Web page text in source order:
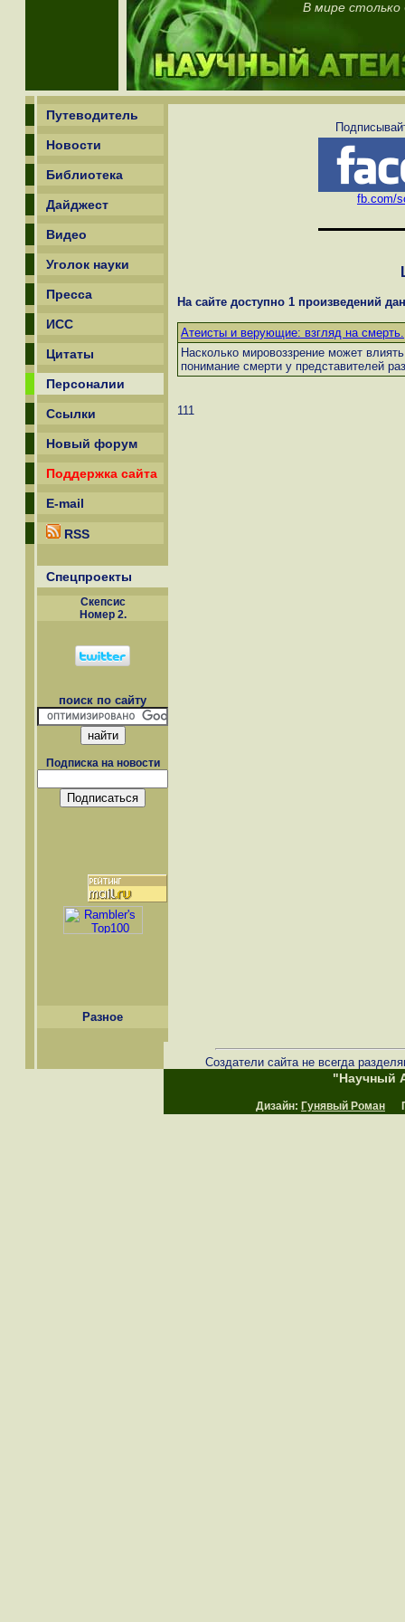
В мире
Путеводитель
Новости
Библиотека
Дайджест
Видео
Уголок науки
Пресса
ИСС
Цитаты
Персоналии
Ссылки
Новый форум
Поддержка сайта
E-mail
RSS
Спецпроекты
Скепсиc
Номер 2.
поиск по сайту
Подписка на новости
Разное
fb.com/
На сайте доступно 1 произведений
Атеисты и верующие: взгляд на смерть.
Насколько мировоззрение может
понимание смерти у представителей
111
Создатели сайта не всегда
"Научный
Дизайн: Гунявый Роман